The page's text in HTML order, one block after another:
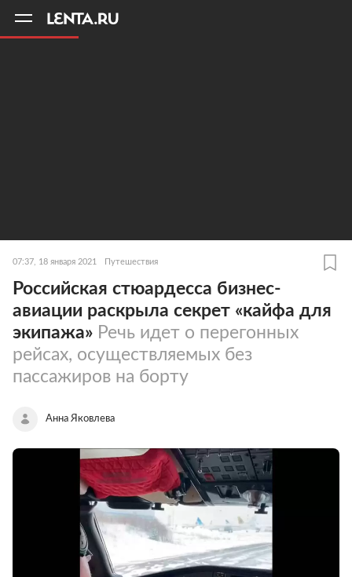
07:37, 18 января 2021 Путешествия
Российская стюардесса бизнес-
авиации раскрыла секрет «кайфа для
экипажа» Речь идет о перегонных
рейсах, осуществляемых без
пассажиров на борту
Анна Яковлева